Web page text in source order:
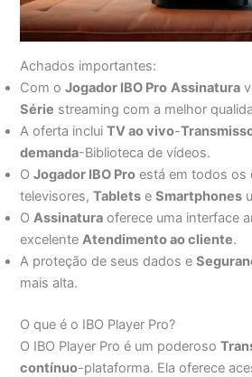
Achados importantes:
Com oJogador IBO Pro Assinatura
Série streaming com a melhor
A oferta incluiTV ao vivo-
demanda-Biblioteca de vídeos.
OJogador IBO Pro está em todos os
televisores,Tablets eSmartphones
OAssinatura oferece uma interface
excelenteAtendimento ao cliente.
A proteção de seus dados e
mais alta.
O que é o IBO Player Pro?
O IBO Player Pro é um poderoso
contínuo-plataforma. Ela oferece